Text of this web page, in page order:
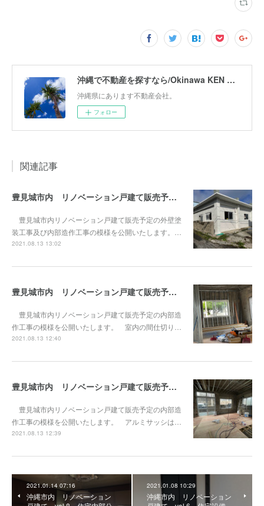
沖縄で不動産を探すなら/Okinawa KEN Corporation
沖縄県にあります不動産会社。
フォロー
関連記事
豊見城市内 リノベーション戸建て販売予定vol.7 外壁塗装工事及び内部工事
豊見城市内リノベーション戸建て販売予定の外壁塗
装工事及び内部造作工事の模様を公開いたします。…
2021.08.13 13:02
豊見城市内 リノベーション戸建て販売予定vol.6 内部造作工事2
豊見城市内リノベーション戸建て販売予定の内部造
作工事の模様を公開いたします。 室内の間仕切り…
2021.08.13 12:40
豊見城市内 リノベーション戸建て販売予定vol.5 内部造作工事始まっています。
豊見城市内リノベーション戸建て販売予定の内部造
作工事の模様を公開いたします。 アルミサッシは…
2021.08.13 12:39
2021.01.14 07:16
沖縄市内 リノベーション
2021.01.08 10:29
沖縄市内 リノベーション